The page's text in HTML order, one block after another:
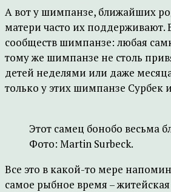
А вот у шимпанзе, ближайших
матери часто их поддерживают.
сообществ шимпанзе: любая
тому же шимпанзе не столь
детей неделями или даже
только у этих шимпанзе
Этот самец бонобо весьма
Фото: Martin Surbeck.
Все это в какой-то мере
самое рыбное время –